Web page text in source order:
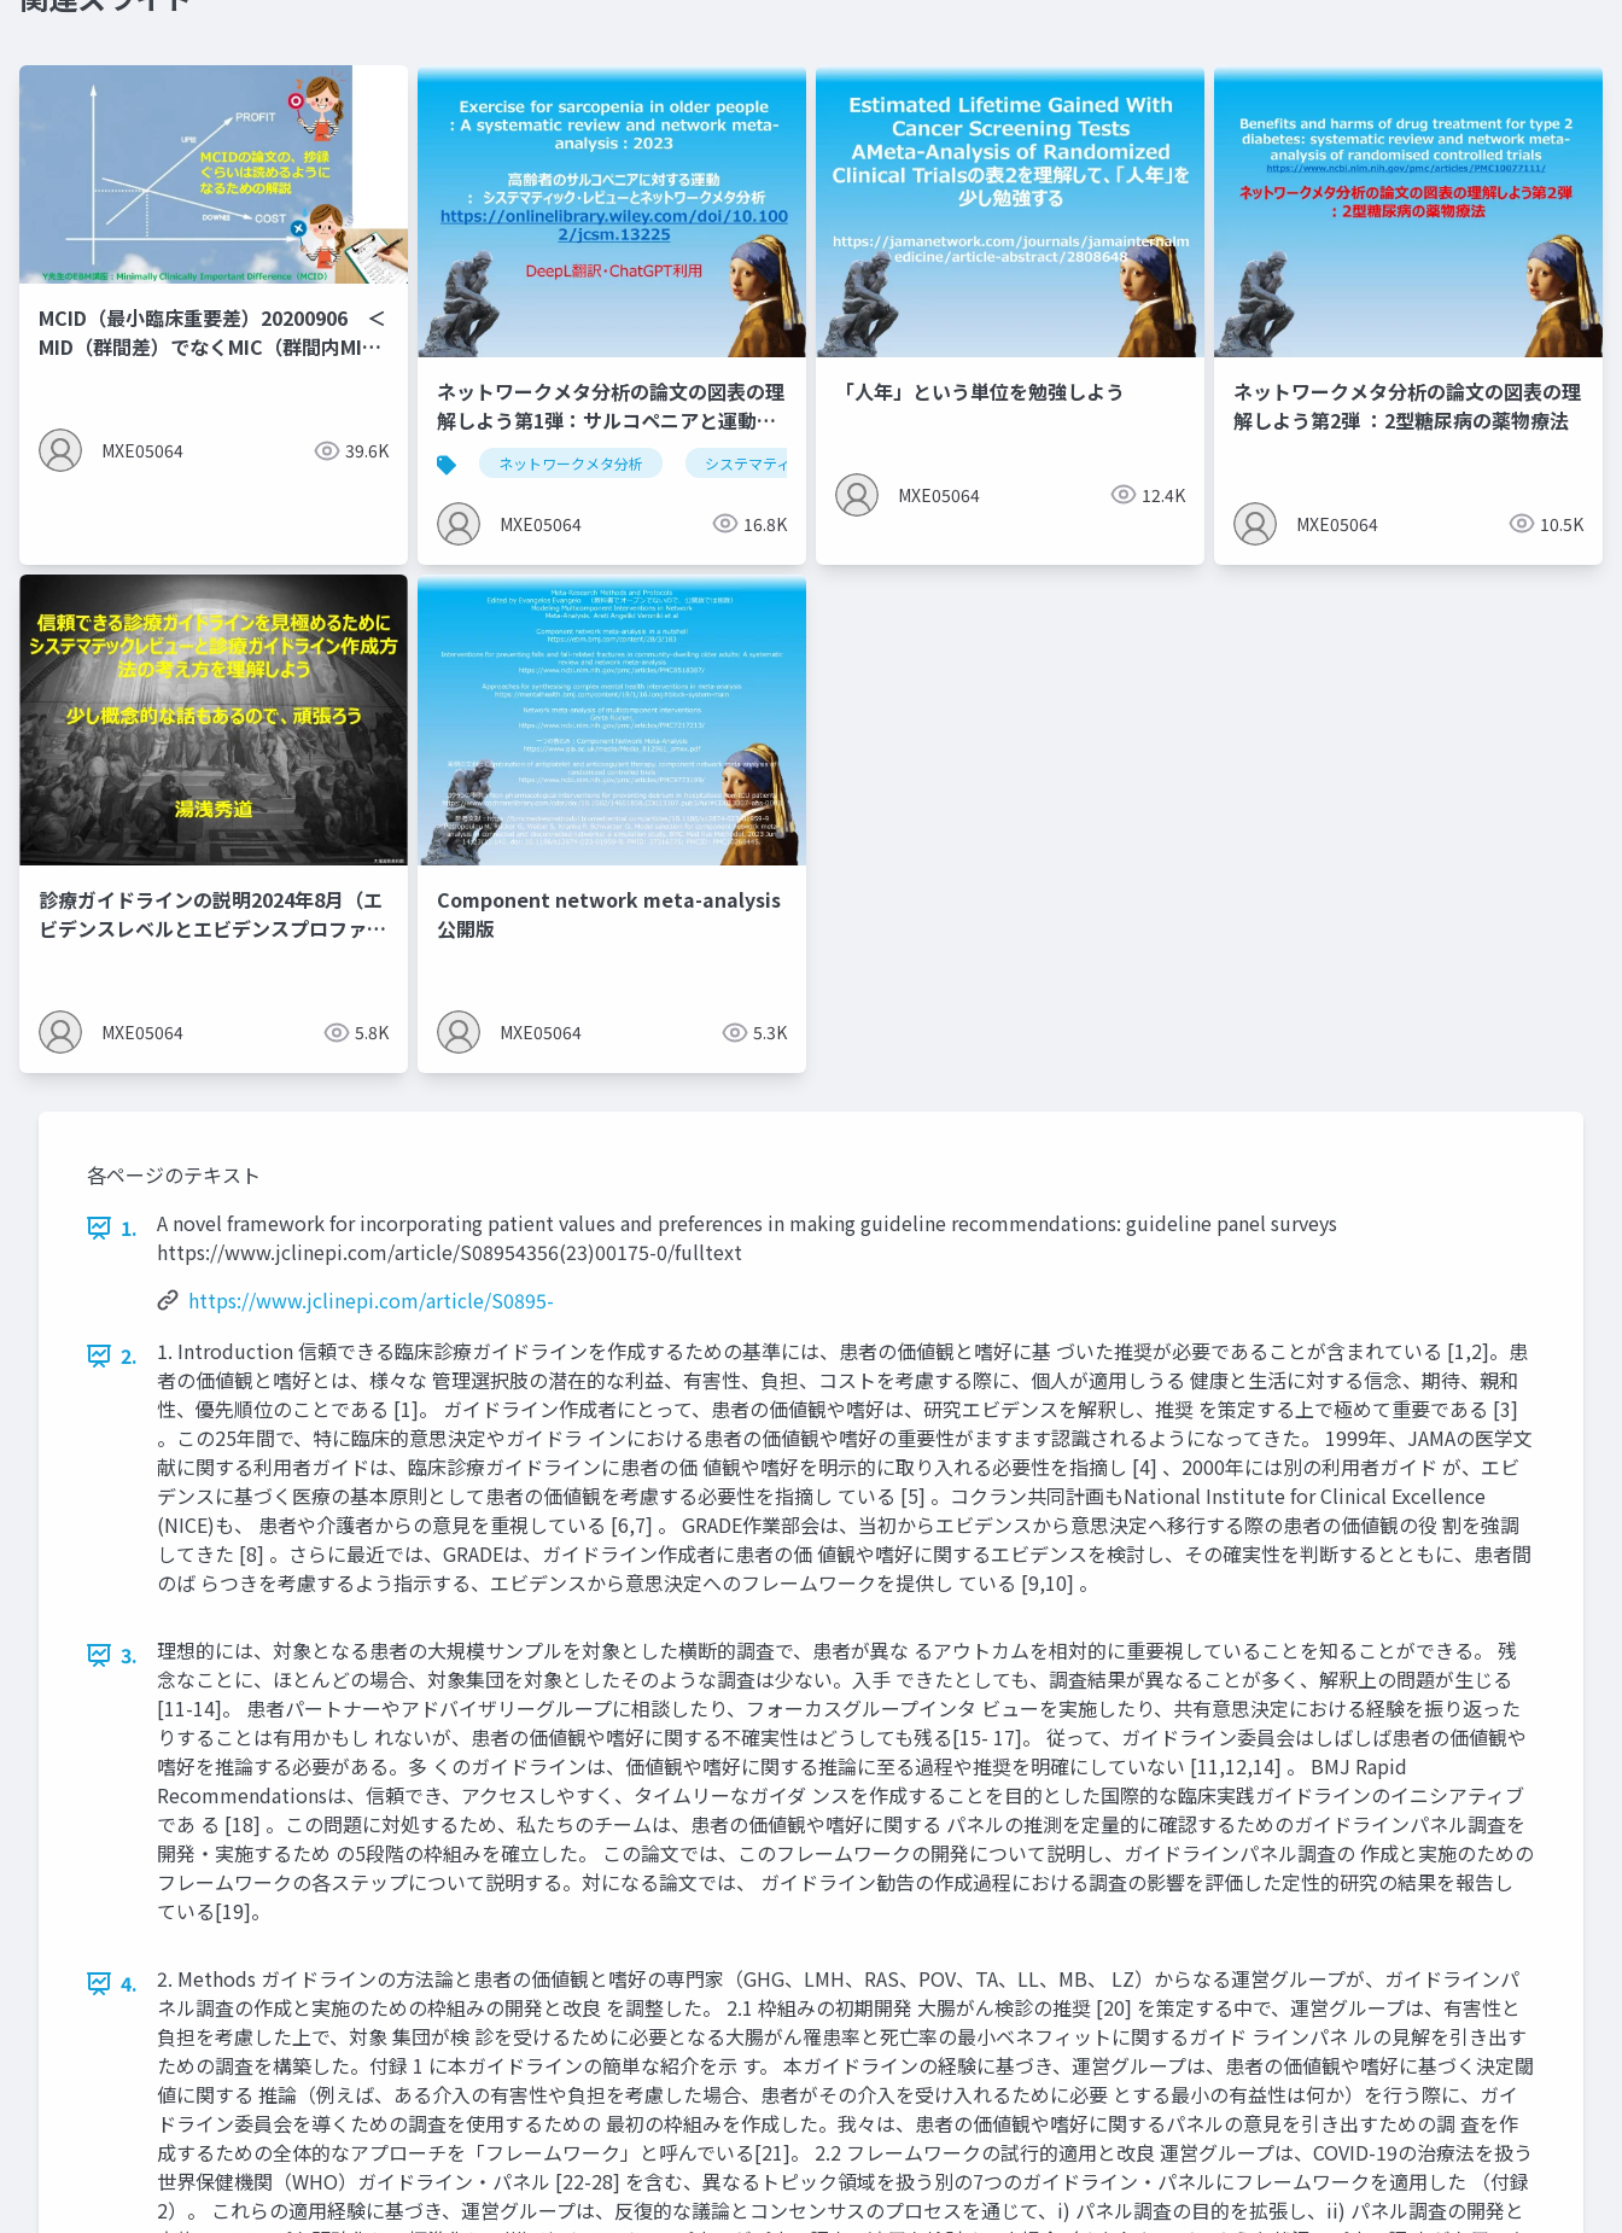
MCID（最小臨床重要差）20200906 ＜
MID（群間差）でなくMIC（群間内MID)
MXE05064 39.6K
ネットワークメタ分析の論文の図表の理
解しよう第1弾：サルコペニアと運動の
NMA
ネットワークメタ分析 システマティックレビュー
MXE05064 16.8K
「人年」という単位を勉強しよう
MXE05064 12.4K
ネットワークメタ分析の論文の図表の理
解しよう第2弾 ：2型糖尿病の薬物療法
MXE05064 10.5K
診療ガイドラインの説明2024年8月（エ
ビデンスレベルとエビデンスプロファイ
MXE05064 5.8K
Component network meta-analysis
公開版
MXE05064 5.3K
各ページのテキスト
1.
A novel framework for incorporating patient values and preferences in making guideline recommendations: guideline panel surveys
https://www.jclinepi.com/article/S08954356(23)00175-0/fulltext
https://www.jclinepi.com/article/S0895-
2.
1. Introduction 信頼できる臨床診療ガイドラインを作成するための基準には、患者の価値観と嗜好に基 づいた推奨が必要であることが含まれている [1,2]。患
者の価値観と嗜好とは、様々な 管理選択肢の潜在的な利益、有害性、負担、コストを考慮する際に、個人が適用しうる 健康と生活に対する信念、期待、親和
性、優先順位のことである [1]。 ガイドライン作成者にとって、患者の価値観や嗜好は、研究エビデンスを解釈し、推奨 を策定する上で極めて重要である [3]
。この25年間で、特に臨床的意思決定やガイドラ インにおける患者の価値観や嗜好の重要性がますます認識されるようになってきた。 1999年、JAMAの医学文
献に関する利用者ガイドは、臨床診療ガイドラインに患者の価 値観や嗜好を明示的に取り入れる必要性を指摘し [4] 、2000年には別の利用者ガイド が、エビ
デンスに基づく医療の基本原則として患者の価値観を考慮する必要性を指摘し ている [5] 。コクラン共同計画もNational Institute for Clinical Excellence
(NICE)も、 患者や介護者からの意見を重視している [6,7] 。 GRADE作業部会は、当初からエビデンスから意思決定へ移行する際の患者の価値観の役 割を強調
してきた [8] 。さらに最近では、GRADEは、ガイドライン作成者に患者の価 値観や嗜好に関するエビデンスを検討し、その確実性を判断するとともに、患者間
のば らつきを考慮するよう指示する、エビデンスから意思決定へのフレームワークを提供し ている [9,10] 。
3.
理想的には、対象となる患者の大規模サンプルを対象とした横断的調査で、患者が異な るアウトカムを相対的に重要視していることを知ることができる。 残
念なことに、ほとんどの場合、対象集団を対象としたそのような調査は少ない。入手 できたとしても、調査結果が異なることが多く、解釈上の問題が生じる
[11-14]。 患者パートナーやアドバイザリーグループに相談したり、フォーカスグループインタ ビューを実施したり、共有意思決定における経験を振り返った
りすることは有用かもし れないが、患者の価値観や嗜好に関する不確実性はどうしても残る[15- 17]。 従って、ガイドライン委員会はしばしば患者の価値観や
嗜好を推論する必要がある。多 くのガイドラインは、価値観や嗜好に関する推論に至る過程や推奨を明確にしていない [11,12,14] 。 BMJ Rapid
Recommendationsは、信頼でき、アクセスしやすく、タイムリーなガイダ ンスを作成することを目的とした国際的な臨床実践ガイドラインのイニシアティブ
であ る [18] 。この問題に対処するため、私たちのチームは、患者の価値観や嗜好に関する パネルの推測を定量的に確認するためのガイドラインパネル調査を
開発・実施するため の5段階の枠組みを確立した。 この論文では、このフレームワークの開発について説明し、ガイドラインパネル調査の 作成と実施のための
フレームワークの各ステップについて説明する。対になる論文では、 ガイドライン勧告の作成過程における調査の影響を評価した定性的研究の結果を報告し
ている[19]。
4.
2. Methods ガイドラインの方法論と患者の価値観と嗜好の専門家（GHG、LMH、RAS、POV、TA、LL、MB、 LZ）からなる運営グループが、ガイドラインパ
ネル調査の作成と実施のための枠組みの開発と改良 を調整した。 2.1 枠組みの初期開発 大腸がん検診の推奨 [20] を策定する中で、運営グループは、有害性と
負担を考慮した上で、対象 集団が検 診を受けるために必要となる大腸がん罹患率と死亡率の最小ベネフィットに関するガイド ラインパネ ルの見解を引き出す
ための調査を構築した。付録 1 に本ガイドラインの簡単な紹介を示 す。 本ガイドラインの経験に基づき、運営グループは、患者の価値観や嗜好に基づく決定閾
値に関する 推論（例えば、ある介入の有害性や負担を考慮した場合、患者がその介入を受け入れるために必要 とする最小の有益性は何か）を行う際に、ガイ
ドライン委員会を導くための調査を使用するための 最初の枠組みを作成した。我々は、患者の価値観や嗜好に関するパネルの意見を引き出すための調 査を作
成するための全体的なアプローチを「フレームワーク」と呼んでいる[21]。 2.2 フレームワークの試行的適用と改良 運営グループは、COVID-19の治療法を扱う
世界保健機関（WHO）ガイドライン・パネル [22-28] を含む、異なるトピック領域を扱う別の7つのガイドライン・パネルにフレームワークを適用した （付録
2）。 これらの適用経験に基づき、運営グループは、反復的な議論とコンセンサスのプロセスを通じて、i) パネル調査の目的を拡張し、ii) パネル調査の開発と